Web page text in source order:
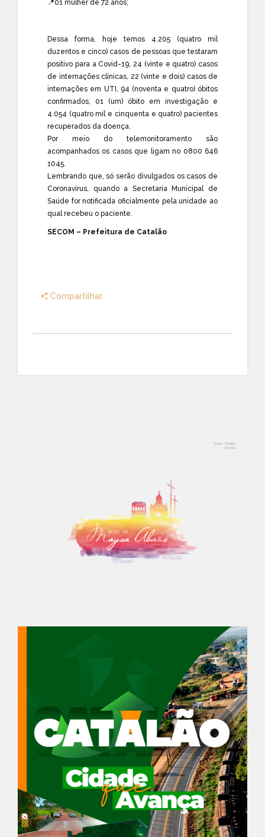
📍01 mulher de 72 anos;
Dessa forma, hoje temos 4.205 (quatro mil
duzentos e cinco) casos de pessoas que testaram
positivo para a Covid-19, 24 (vinte e quatro) casos
de internações clínicas, 22 (vinte e dois) casos de
internações em UTI, 94 (noventa e quatro) óbitos
confirmados, 01 (um) óbito em investigação e
4.054 (quatro mil e cinquenta e quatro) pacientes
recuperados da doença.
Por meio do telemonitoramento são
acompanhados os casos que ligam no 0800 646
1045.
Lembrando que, só serão divulgados os casos de
Coronavírus, quando a Secretaria Municipal de
Saúde for notificada oficialmente pela unidade ao
qual recebeu o paciente.
SECOM – Prefeitura de Catalão
Compartilhar